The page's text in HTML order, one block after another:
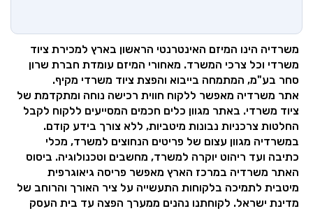
משרדיה הינו המיזם האינטרנטי הראשון בארץ למכירת ציוד
משרדי וכל צרכי המשרד. מאחורי המיזם עומדת חברת שרון
סחר בע"מ, המתמחה בייבוא והפצת ציוד משרדי מקיף.
אתר משרדיה מאפשר ללקוח חווית רכישה נוחה ומתקדמת של
ציוד משרדי. באתר מגוון כלים חכמים המסייעים ללקוח לקבל
החלטות צרכניות נבונות מיטביות, ללא צורך בידע קודם.
במשרדיה מגוון עצום של פריטים הנחוצים למשרד, מכלי
כתיבה ועד ריהוט יוקרה למשרד, מחשבים וטכנולוגיה. ביסוס
האתר משרדיה במרכז הארץ מאפשר פריסה גיאוגרפית
מיטבית לתמיכה בלקוחות התעשייה על ציר האורך והרוחב של
מדינת ישראל. לקוחתנו נהנים ממערך הפצה עד בית העסק